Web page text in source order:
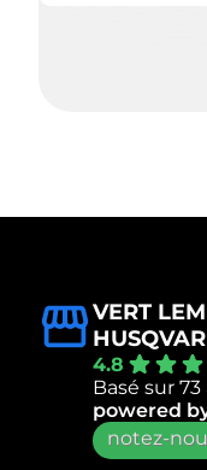
VERT
4.8
Basé sur 73
powered
notez-